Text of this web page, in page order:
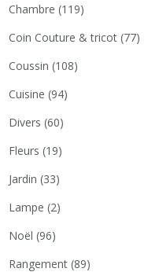
Chambre (119)
Coin Couture & tricot (77)
Coussin (108)
Cuisine (94)
Divers (60)
Fleurs (19)
Jardin (33)
Lampe (2)
Noël (96)
Rangement (89)